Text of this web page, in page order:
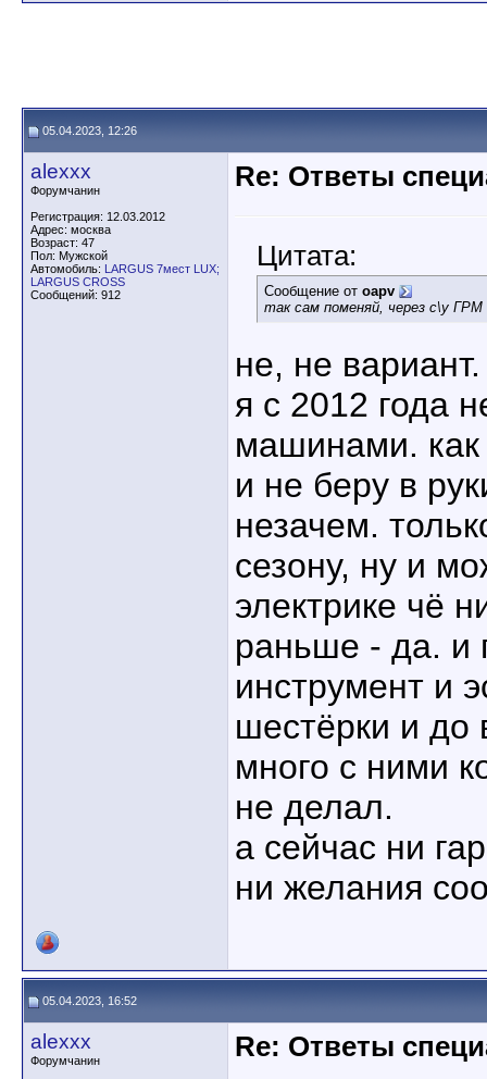
05.04.2023, 12:26
alexxx
Форумчанин
Регистрация: 12.03.2012
Адрес: москва
Возраст: 47
Пол: Мужской
Автомобиль: LARGUS 7мест LUX;
LARGUS CROSS
Сообщений: 912
Re: Ответы
Цитата:
Сообщение от oapv
так сам поменяй, через с\у
не, не вариант.
я с 2012 года
машинами. как
и не беру в
незачем.
сезону, ну и
электрике чё
раньше - да. и
инструмент и
шестёрки и до
много с ними
не делал.
а сейчас ни
ни желания
05.04.2023, 16:52
alexxx
Форумчанин
Re: Ответы